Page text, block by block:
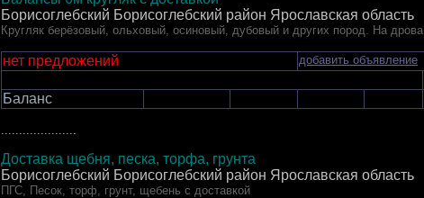
Борисоглебский Борисоглебский район Ярославская область
Кругляк берёзовый, ольховый, осиновый, дубовый и других пород. На дрова
нет предложений добавить объявление
Баланс
Доставка щебня, песка, торфа, грунта
Борисоглебский Борисоглебский район Ярославская область
ПГС, Песок, торф, грунт, щебень с доставкой